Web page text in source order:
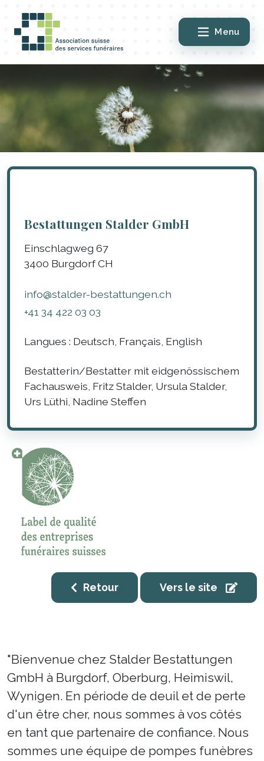
Menu
Bestattungen Stalder GmbH
Einschlagweg 67
3400 Burgdorf CH
info@stalder-bestattungen.ch
+41 34 422 03 03
Langues : Deutsch, Français, English
Bestatterin/Bestatter mit eidgenössischem
Fachausweis, Fritz Stalder, Ursula Stalder,
Urs Lüthi, Nadine Steffen
Retour Vers le site
"Bienvenue chez Stalder Bestattungen
GmbH à Burgdorf, Oberburg, Heimiswil,
Wynigen. En période de deuil et de perte
d'un être cher, nous sommes à vos côtés
en tant que partenaire de confiance. Nous
sommes une équipe de pompes funèbres